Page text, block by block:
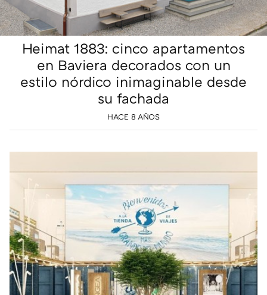
Heimat 1883: cinco apartamentos
en Baviera decorados con un
estilo nórdico inimaginable desde
su fachada
HACE 8 AÑOS